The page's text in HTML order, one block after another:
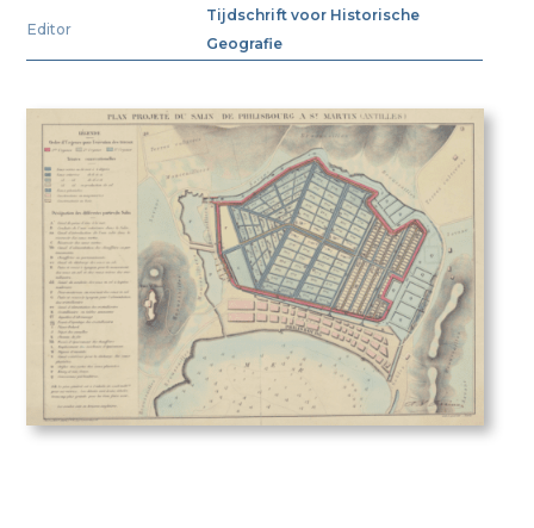
Editor
Tijdschrift voor Historische
Geografie